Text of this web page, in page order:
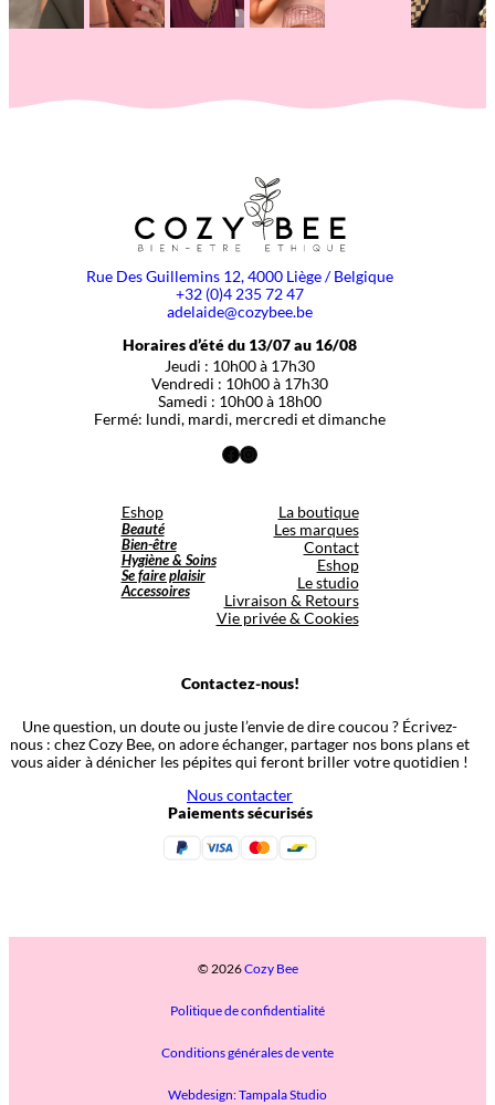
Rue Des Guillemins 12, 4000 Liège / Belgique
+32 (0)4 235 72 47
adelaide@cozybee.be
Horaires d’été du 13/07 au 16/08
Jeudi : 10h00 à 17h30
Vendredi : 10h00 à 17h30
Samedi : 10h00 à 18h00
Fermé: lundi, mardi, mercredi et dimanche
Facebook
Instagram
Eshop
Beauté
Bien-être
Hygiène & Soins
Se faire plaisir
Accessoires
La boutique
Les marques
Contact
Eshop
Le studio
Livraison & Retours
Vie privée & Cookies
Contactez-nous!
Une question, un doute ou juste l’envie de dire coucou ? Écrivez-
nous : chez Cozy Bee, on adore échanger, partager nos bons plans et
vous aider à dénicher les pépites qui feront briller votre quotidien !
Nous contacter
Paiements sécurisés
© 2026Cozy Bee
Politique de confidentialité
Conditions générales de vente
Webdesign: Tampala Studio